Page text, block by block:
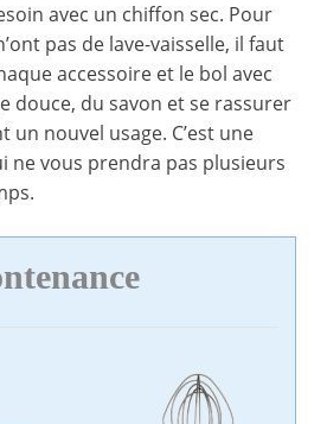
avec un chiffon sec. Pour
pas de lave-vaisselle, il faut
accessoire et le bol avec
douce, du savon et se rassurer
un nouvel usage. C’est une
ne vous prendra pas plusieurs